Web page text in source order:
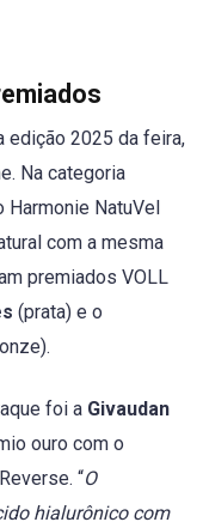
edição 2025 da feira,
Na categoria
Harmonie NatuVel
com a mesma
premiados VOLL
(prata) e o
foi a Givaudan
ouro com o
“O
hialurônico com